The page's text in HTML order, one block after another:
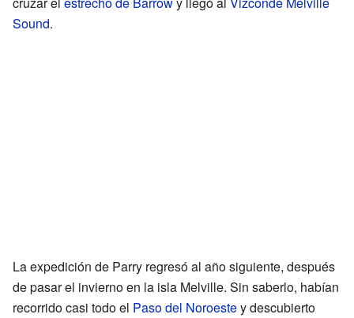
Sound.
La expedición de Parry regresó al año siguiente, después
de pasar el invierno en la isla Melville. Sin saberlo, habían
recorrido casi todo el Paso del Noroestey descubierto